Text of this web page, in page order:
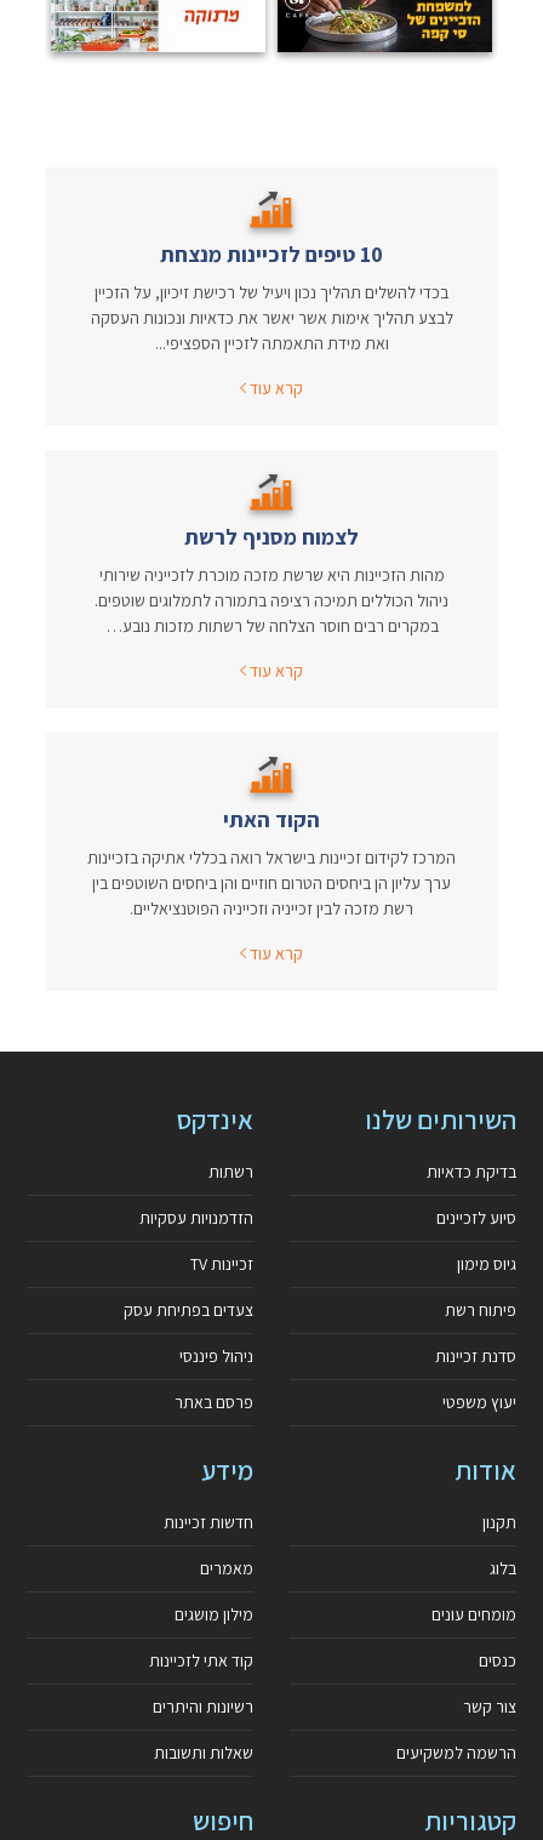
10 טיפים לזכיינות מנצחת
בכדי להשלים תהליך נכון ויעיל של רכישת זיכיון, על הזכיין
לבצע תהליך אימות אשר יאשר את כדאיות ונכונות העסקה
ואת מידת התאמתה לזכיין הספציפי...
קרא עוד
לצמוח מסניף לרשת
מהות הזכיינות היא שרשת מזכה מוכרת לזכייניה שירותי
ניהול הכוללים תמיכה רציפה בתמורה לתמלוגים שוטפים.
במקרים רבים חוסר הצלחה של רשתות מזכות נובע…
קרא עוד
הקוד האתי
המרכז לקידום זכיינות בישראל רואה בכללי אתיקה בזכיינות
ערך עליון הן ביחסים הטרום חוזיים והן ביחסים השוטפים בין
רשת מזכה לבין זכייניה וזכייניה הפוטנציאליים.
קרא עוד
השירותים שלנו
בדיקת כדאיות
סיוע לזכיינים
גיוס מימון
פיתוח רשת
סדנת זכיינות
יעוץ משפטי
אינדקס
רשתות
הזדמנויות עסקיות
זכיינות TV
צעדים בפתיחת עסק
ניהול פיננסי
פרסם באתר
אודות
תקנון
בלוג
מומחים עונים
כנסים
צור קשר
הרשמה למשקיעים
מידע
חדשות זכיינות
מאמרים
מילון מושגים
קוד אתי לזכיינות
רשיונות והיתרים
שאלות ותשובות
קטגוריות חיפוש